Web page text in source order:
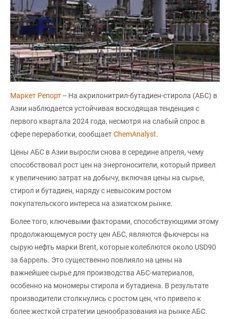
Маркет Репорт-- На акрилонитрил-бутадиен-стирола (АБС) в
Азии наблюдается устойчивая восходящая тенденция с
первого квартала 2024 года, несмотря на слабый спрос в
сфере переработки, сообщаетChemAnalyst.
Цены АБС в Азии выросли снова в середине апреля, чему
способствовал рост цен на энергоносители, который привел
к увеличению затрат на добычу, включая цены на сырье,
стирол и бутадиен, наряду с невысоким ростом
покупательского интереса на азиатском рынке.
Более того, ключевыми факторами, способствующими этому
продолжающемуся росту цен АБС, являются фьючерсы на
сырую нефть марки Brent, которые колеблются около USD90
за баррель. Это существенно повлияло на цены на
важнейшее сырье для производства АБС-материалов,
особенно на мономеры стирола и бутадиена. В результате
производители столкнулись с ростом цен, что привело к
более жесткой стратегии ценообразования на рынке АБС.